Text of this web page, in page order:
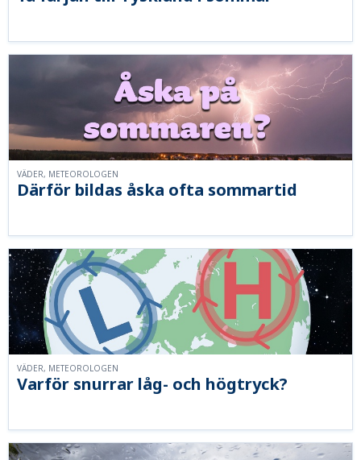
Därför bildas åska ofta sommartid
VÄDER, METEOROLOGEN
Varför snurrar låg- och högtryck?
VÄDER, METEOROLOGEN